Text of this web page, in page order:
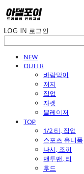
LOG IN 로그인
NEW
OUTER
바람막이
저지
집업
자켓
블레이저
TOP
1/2 티, 집업
스포츠 유니폼
나시, 조끼
맨투맨, 티
후드